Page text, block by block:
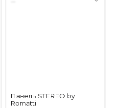
Панель STEREO by
Romatti